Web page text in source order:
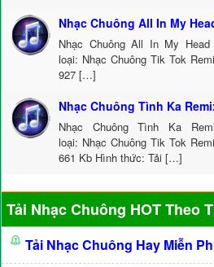
Nhạc Chuông All In My
Nhạc Chuông All In My
loại: Nhạc Chuông Tik Tok
927 […]
Nhạc Chuông Tình Ka
Nhạc Chuông Tình Ka
loại: Nhạc Chuông Tik Tok
661 Kb Hình thức: Tải […]
Tải Nhạc Chuông HOT Theo
Tải Nhạc Chuông Hay Miễn